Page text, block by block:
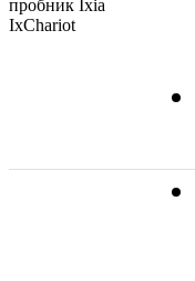
пробник Ixia
IxChariot